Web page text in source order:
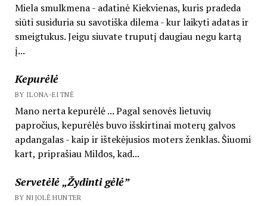
Miela smulkmena - adatinė Kiekvienas, kuris pradeda
siūti susiduria su savotiška dilema - kur laikyti adatas ir
smeigtukus. Jeigu siuvate truputį daugiau negu kartą
į...
Kepurėlė
BY ILONA-EITNĖ
Mano nerta kepurėlė ... Pagal senovės lietuvių
papročius, kepurėlės buvo išskirtinai moterų galvos
apdangalas - kaip ir ištekėjusios moters ženklas. Šiuomi
kart, priprašiau Mildos, kad...
Servetėlė „Žydinti gėlė”
BY NIJOLĖ HUNTER